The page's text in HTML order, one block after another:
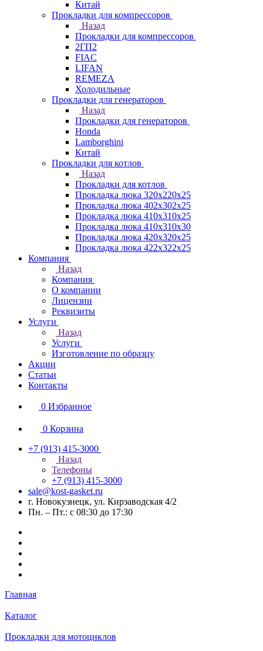
Китай
Прокладки для компрессоров
Назад
Прокладки для компрессоров
2ГП2
FIAC
LIFAN
REMEZA
Холодильные
Прокладки для генераторов
Назад
Прокладки для генераторов
Honda
Lamborghini
Китай
Прокладки для котлов
Назад
Прокладки для котлов
Прокладка люка 320x220x25
Прокладка люка 402x302x25
Прокладка люка 410x310x25
Прокладка люка 410х310х30
Прокладка люка 420x320x25
Прокладка люка 422x322x25
Компания
Назад
Компания
О компании
Лицензии
Реквизиты
Услуги
Назад
Услуги
Изготовление по образцу
Акции
Статьи
Контакты
0 Избранное
0 Корзина
+7 (913) 415-3000
Назад
Телефоны
+7 (913) 415-3000
sale@kost-gasket.ru
г. Новокузнецк, ул. Кирзаводская 4/2
Пн. – Пт.: с 08:30 до 17:30
Главная
Каталог
Прокладки для мотоциклов